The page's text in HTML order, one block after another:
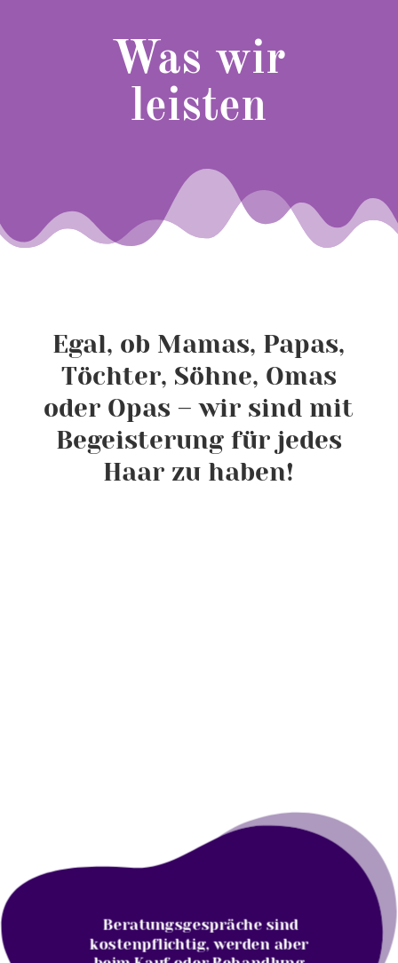
Was wir
leisten
Egal, ob Mamas, Papas,
Töchter, Söhne, Omas
oder Opas – wir sind mit
Begeisterung für jedes
Haar zu haben!
Beratungsgespräche sind
kostenpflichtig, werden aber